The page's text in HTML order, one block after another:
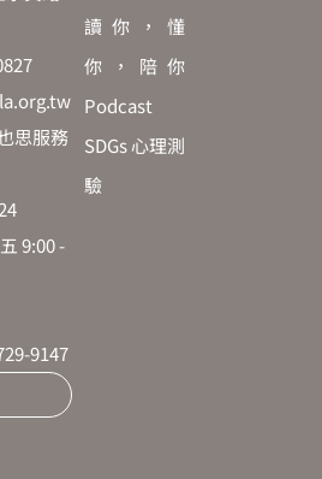
讀你，懂
你，陪你
Podcast
SDGs 心理測
驗
思服務
9:00 -
9147